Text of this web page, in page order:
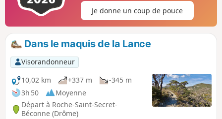
Je donne un coup de pouce
Dans le maquis de la Lance
Visorandonneur
10,02 km
+337 m
-345 m
3h 50
Moyenne
Départ à Roche-Saint-Secret-
Béconne (Drôme)